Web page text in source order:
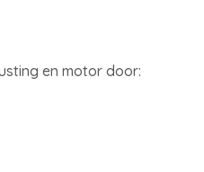
en motor door: